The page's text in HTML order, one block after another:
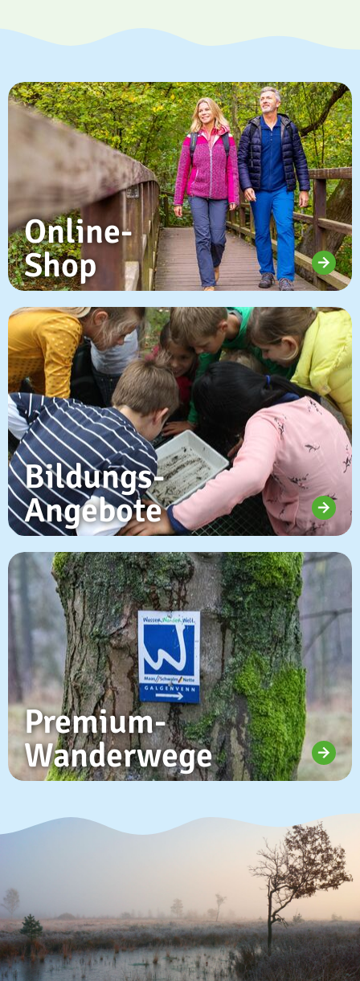
Online-
Shop
Bildungs-
Angebote
Premium-
Wanderwege